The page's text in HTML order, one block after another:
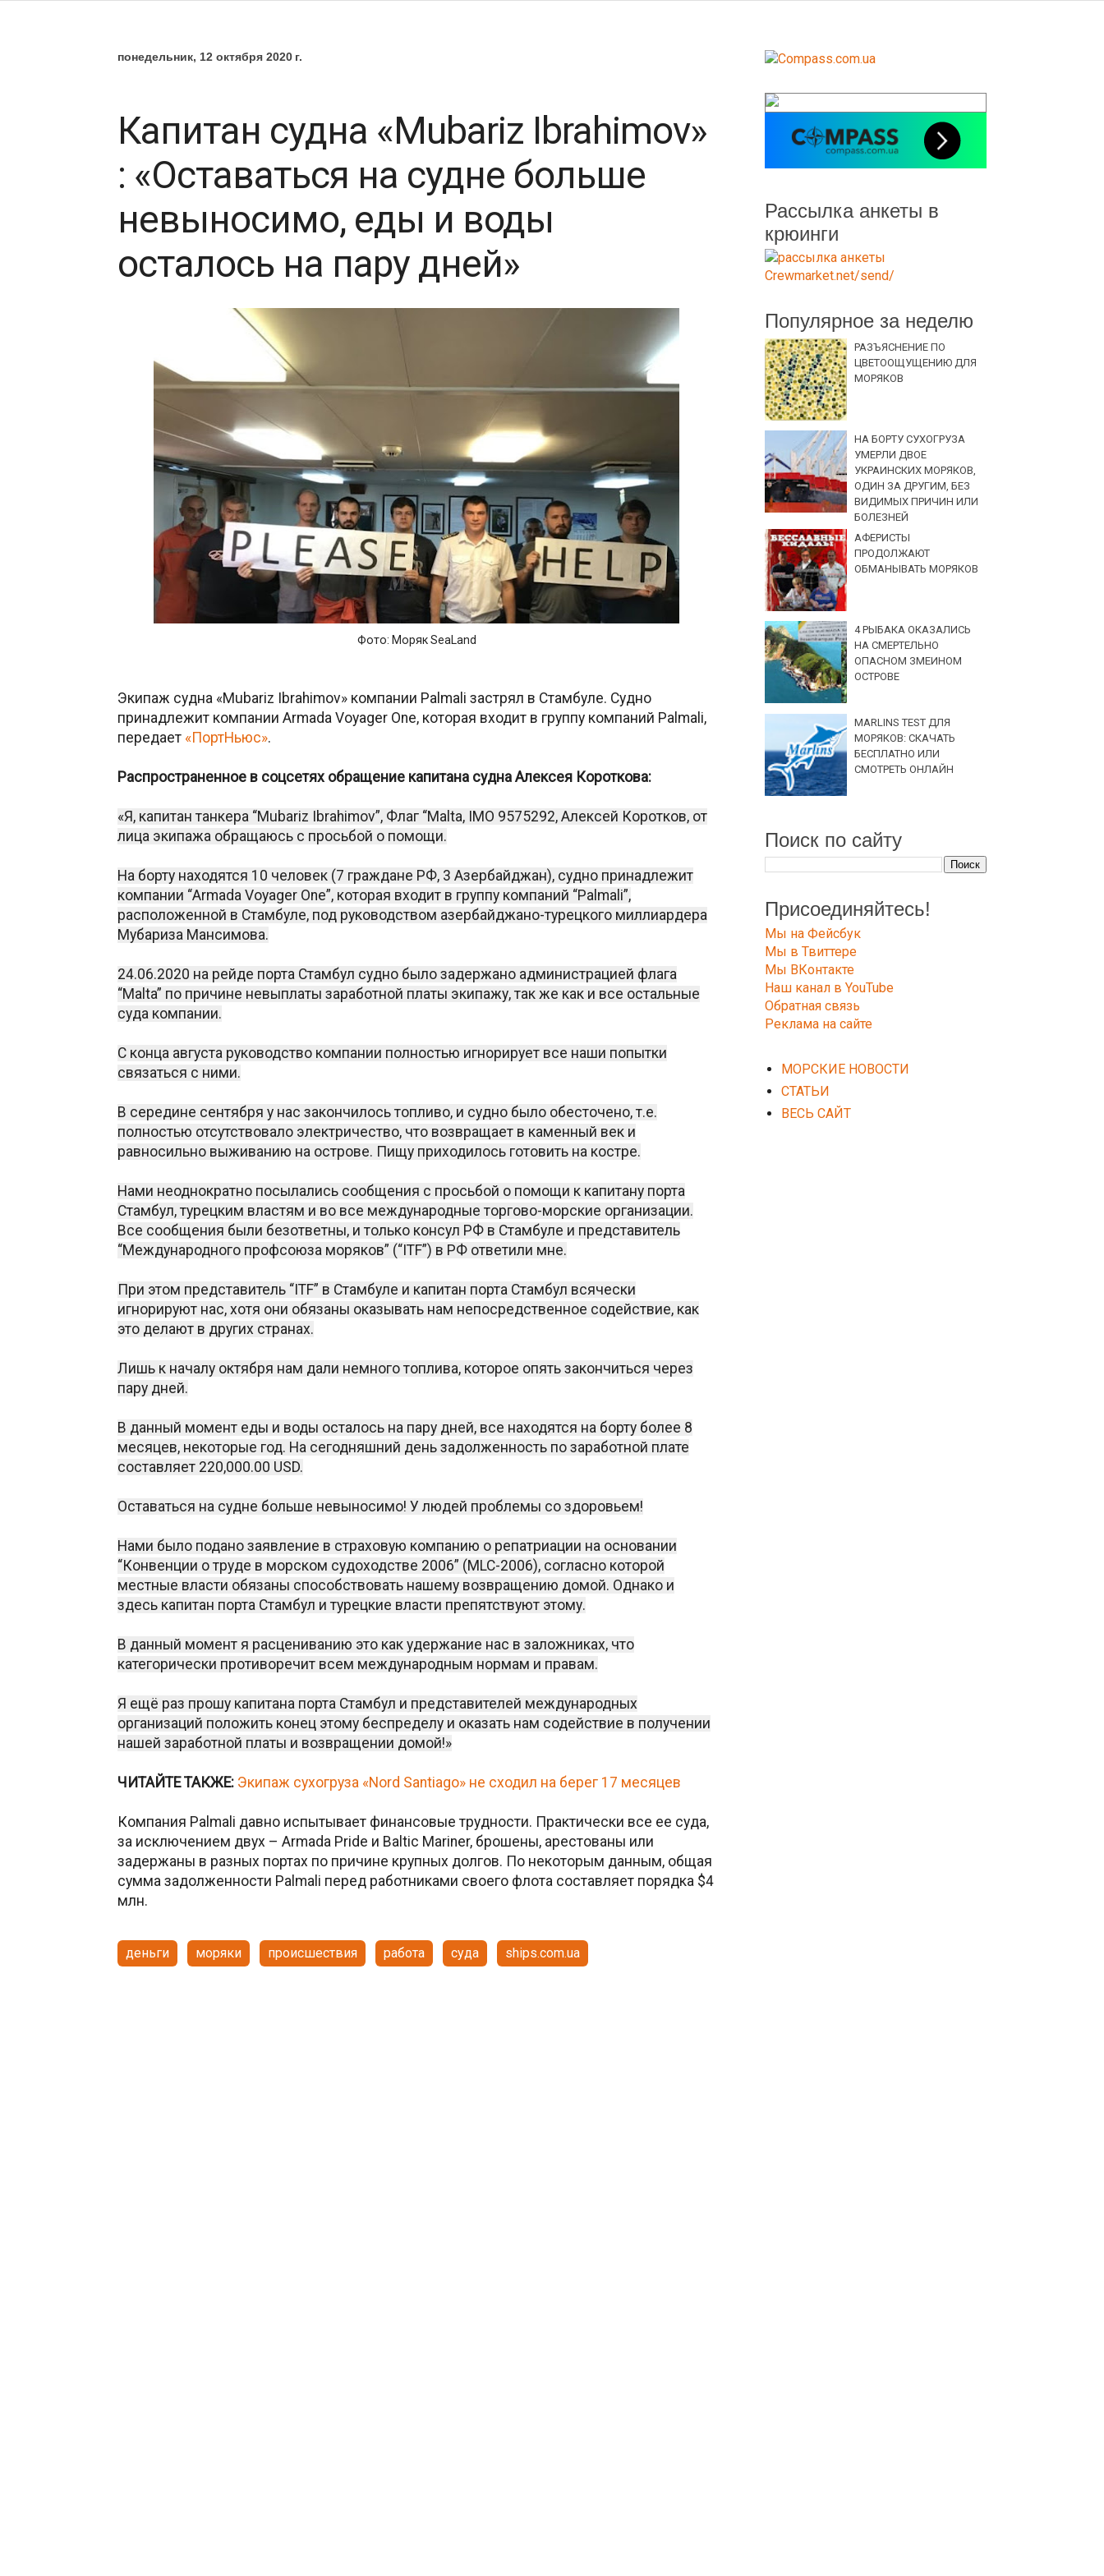
понедельник, 12 октября 2020 г.
Капитан судна «Mubariz Ibrahimov»
: «Оставаться на судне больше
невыносимо, еды и воды
осталось на пару дней»
Фото: Моряк SeaLand
Экипаж судна «Mubariz Ibrahimov» компании Palmali застрял в Стамбуле. Судно
принадлежит компании Armada Voyager One, которая входит в группу компаний Palmali,
передает «ПортНьюс».
Распространенное в соцсетях обращение капитана судна Алексея Короткова:
«Я, капитан танкера “Mubariz Ibrahimov”, Флаг “Malta, IMO 9575292, Алексей Коротков, от
лица экипажа обращаюсь с просьбой о помощи.
На борту находятся 10 человек (7 граждане РФ, 3 Азербайджан), судно принадлежит
компании “Armada Voyager One”, которая входит в группу компаний “Palmali”,
расположенной в Стамбуле, под руководством азербайджано-турецкого миллиардера
Мубариза Мансимова.
24.06.2020 на рейде порта Стамбул судно было задержано администрацией флага
“Malta” по причине невыплаты заработной платы экипажу, так же как и все остальные
суда компании.
С конца августа руководство компании полностью игнорирует все наши попытки
связаться с ними.
В середине сентября у нас закончилось топливо, и судно было обесточено, т.е.
полностью отсутствовало электричество, что возвращает в каменный век и
равносильно выживанию на острове. Пищу приходилось готовить на костре.
Нами неоднократно посылались сообщения с просьбой о помощи к капитану порта
Стамбул, турецким властям и во все международные торгово-морские организации.
Все сообщения были безответны, и только консул РФ в Стамбуле и представитель
“Международного профсоюза моряков” (“ITF”) в РФ ответили мне.
При этом представитель “ITF” в Стамбуле и капитан порта Стамбул всячески
игнорируют нас, хотя они обязаны оказывать нам непосредственное содействие, как
это делают в других странах.
Лишь к началу октября нам дали немного топлива, которое опять закончиться через
пару дней.
В данный момент еды и воды осталось на пару дней, все находятся на борту более 8
месяцев, некоторые год. На сегодняшний день задолженность по заработной плате
составляет 220,000.00 USD.
Оставаться на судне больше невыносимо! У людей проблемы со здоровьем!
Нами было подано заявление в страховую компанию о репатриации на основании
“Конвенции о труде в морском судоходстве 2006” (MLC-2006), согласно которой
местные власти обязаны способствовать нашему возвращению домой. Однако и
здесь капитан порта Стамбул и турецкие власти препятствуют этому.
В данный момент я расцениванию это как удержание нас в заложниках, что
категорически противоречит всем международным нормам и правам.
Я ещё раз прошу капитана порта Стамбул и представителей международных
организаций положить конец этому беспределу и оказать нам содействие в получении
нашей заработной платы и возвращении домой!»
ЧИТАЙТЕ ТАКЖЕ: Экипаж сухогруза «Nord Santiago» не сходил на берег 17 месяцев
Компания Palmali давно испытывает финансовые трудности. Практически все ее суда,
за исключением двух – Armada Pride и Baltic Mariner, брошены, арестованы или
задержаны в разных портах по причине крупных долгов. По некоторым данным, общая
сумма задолженности Palmali перед работниками своего флота составляет порядка $4
млн.
деньги моряки происшествия работа суда ships.com.ua
Рассылка анкеты в
крюинги
Популярное за неделю
РАЗЪЯСНЕНИЕ ПО
ЦВЕТООЩУЩЕНИЮ ДЛЯ
МОРЯКОВ
НА БОРТУ СУХОГРУЗА
УМЕРЛИ ДВОЕ
УКРАИНСКИХ МОРЯКОВ,
ОДИН ЗА ДРУГИМ, БЕЗ
ВИДИМЫХ ПРИЧИН ИЛИ
БОЛЕЗНЕЙ
АФЕРИСТЫ
ПРОДОЛЖАЮТ
ОБМАНЫВАТЬ МОРЯКОВ
4 РЫБАКА ОКАЗАЛИСЬ
НА СМЕРТЕЛЬНО
ОПАСНОМ ЗМЕИНОМ
ОСТРОВЕ
MARLINS TEST ДЛЯ
МОРЯКОВ: СКАЧАТЬ
БЕСПЛАТНО ИЛИ
СМОТРЕТЬ ОНЛАЙН
Поиск по сайту
Присоединяйтесь!
Мы на Фейсбук
Мы в Твиттере
Мы ВКонтакте
Наш канал в YouTube
Обратная связь
Реклама на сайте
МОРСКИЕ НОВОСТИ
СТАТЬИ
ВЕСЬ САЙТ